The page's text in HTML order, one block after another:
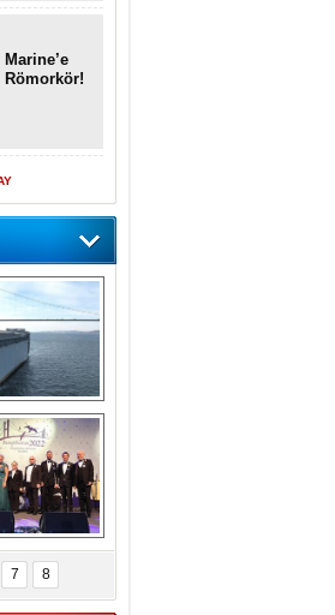
Marine’e
Römorkör!
tek!
yüzer
intikal
başladı
Ship
Dinner,
yapıldı
7 8